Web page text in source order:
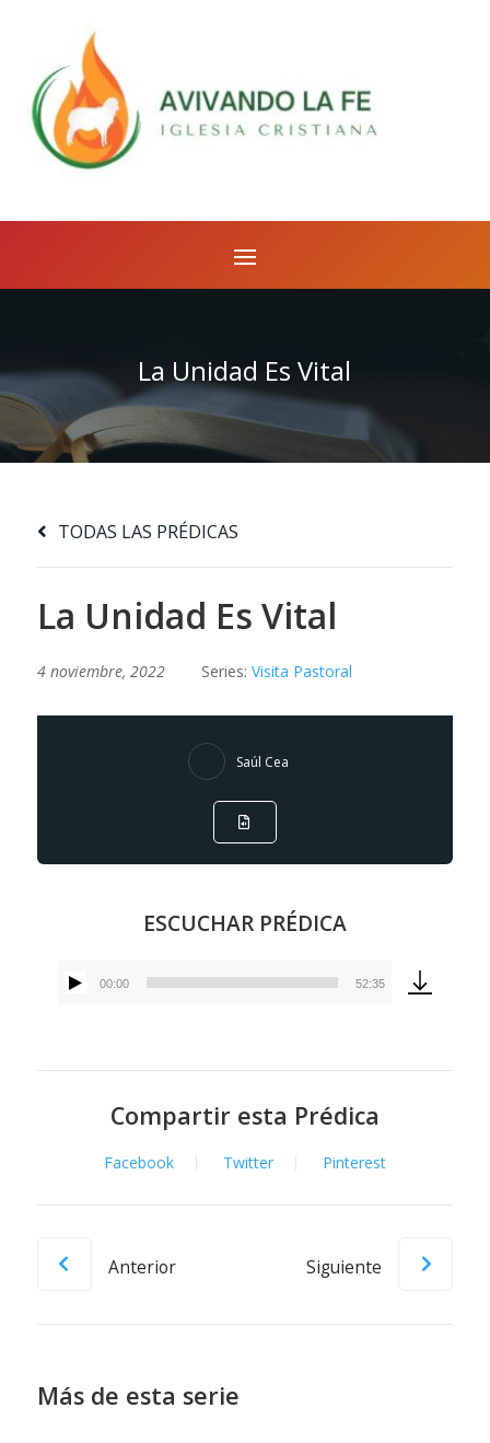
La Unidad Es Vital
TODAS LAS PRÉDICAS
La Unidad Es Vital
4 noviembre, 2022 Series: Visita Pastoral
Saúl Cea
ESCUCHAR PRÉDICA
Reproductor
00:00 52:35
Compartir esta Prédica
Facebook Twitter Pinterest
Anterior Siguiente
Más de esta serie